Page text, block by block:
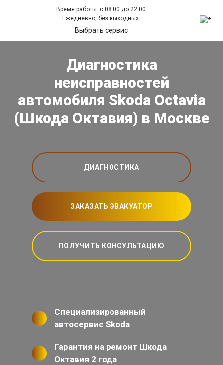
Время работы: с 08:00 до 22:00
Ежедневно, без выходных.
Выбрать сервис
Диагностика
неисправностей
автомобиля Skoda Octavia
(Шкода Октавия) в Москве
ДИАГНОСТИКА
ЗАКАЗАТЬ ЭВАКУАТОР
ПОЛУЧИТЬ КОНСУЛЬТАЦИЮ
Специализированный
автосервис Skoda
Гарантия на ремонт Шкода
Октавия 2 года